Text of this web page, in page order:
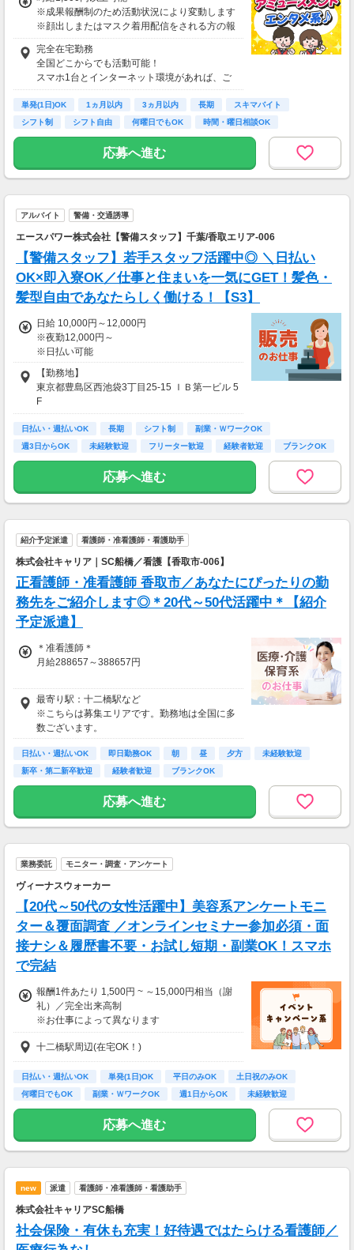
※成果報酬制のため活動状況により変動します
※顔出しまたはマスク着用配信をされる方の報
酬基準となります
【収入例】
■事務職Aさん（週3日・月50時間程度）
月収8万円～15万円
月収15万円～25万円
■主婦Cさん（月100時間程度）
月収20万円以上
現在活躍中のライバーの多くは会社員や主婦の
方。
本業や家庭と両立しながら副業として活動され
ています。
完全在宅勤務
全国どこからでも活動可能！
スマホ1台とインターネット環境があれば、ご
自宅からスタートできます。
通勤時間ゼロだから、本業やプライベートとの
両立もラクラク♪
単発(1日)OK 1ヵ月以内 3ヵ月以内 長期
スキマバイト
シフト制
シフト自由 何曜日でもOK 時間・曜日相談OK
応募へ進む
アルバイト 警備・交通誘導
エースパワー株式会社【警備スタッフ】千葉/香取エリア-006
【警備スタッフ】若手スタッフ活躍中◎ ＼日払い
OK×即入寮OK／仕事と住まいを一気にGET！髪色・
髪型自由であなたらしく働ける！【S3】
日給 10,000円～12,000円
※夜勤12,000円～
※日払い可能
【勤務地】
東京都豊島区西池袋3丁目25-15 ＩＢ第一ビル 5
F
＊アクセス
JR各線「池袋」駅から徒歩5分
日払い・週払いOK 長期 シフト制
副業・ＷワークOK
週3日からOK
未経験歓迎 フリーター歓迎 経験者歓迎 ブランクOK
応募へ進む
紹介予定派遣 看護師・准看護師・看護助手
株式会社キャリア｜SC船橋／看護【香取市-006】
正看護師・准看護師 香取市／あなたにぴったりの勤
務先をご紹介します◎＊20代～50代活躍中＊【紹介
予定派遣】
＊准看護師＊
月給288657～388657円
＊正看護師＊
月給303849～403849円
最寄り駅：十二橋駅など
※こちらは募集エリアです。勤務地は全国に多
数ございます。
日払い・週払いOK 即日勤務OK 朝 昼 夕方
未経験歓迎
新卒・第二新卒歓迎
経験者歓迎 ブランクOK
応募へ進む
業務委託 モニター・調査・アンケート
ヴィーナスウォーカー
【20代～50代の女性活躍中】美容系アンケートモニ
ター＆覆面調査 ／オンラインセミナー参加必須・面
接ナシ＆履歴書不要・お試し短期・副業OK！スマホ
で完結
報酬1件あたり 1,500円 ~ ～15,000円相当（謝
礼）／完全出来高制
※お仕事によって異なります
※アンケート回答後、内容確認・承認を経て謝
礼をお支払いします
【お仕事の一例】
◆ 美容サプリのお試しモニター
キレイになりながらポイントがもらえる、人気
のモニターです！
・所要時間：10～20分
・謝礼金 ：500PT（1P＝1円）＋商品提供あ
◆ コスメのお試しモニター
十二橋駅周辺(在宅OK！)
日払い・週払いOK 単発(1日)OK 平日のみOK
土日祝のみOK
何曜日でもOK
副業・ＷワークOK 週1日からOK
未経験歓迎
大学生歓迎
応募へ進む
new 派遣 看護師・准看護師・看護助手
株式会社キャリアSC船橋
社会保険・有休も充実！好待遇ではたらける看護師／